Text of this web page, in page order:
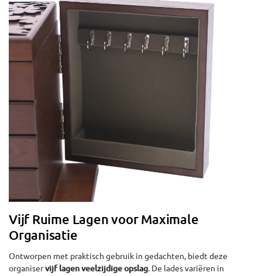
Vijf Ruime Lagen voor Maximale
Organisatie
Ontworpen met praktisch gebruik in gedachten, biedt deze
organiservijf lagen veelzijdige opslag. De lades variëren in